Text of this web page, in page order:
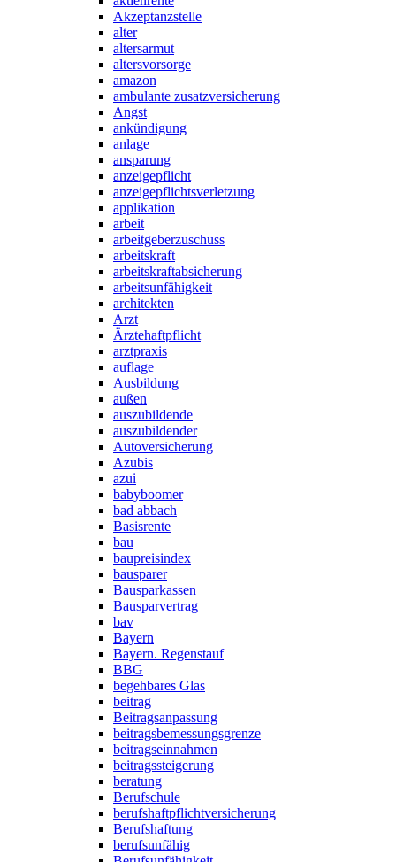
Akzeptanzstelle
alter
altersarmut
altersvorsorge
amazon
ambulante zusatzversicherung
Angst
ankündigung
anlage
ansparung
anzeigepflicht
anzeigepflichtsverletzung
applikation
arbeit
arbeitgeberzuschuss
arbeitskraft
arbeitskraftabsicherung
arbeitsunfähigkeit
architekten
Arzt
Ärztehaftpflicht
arztpraxis
auflage
Ausbildung
außen
auszubildende
auszubildender
Autoversicherung
Azubis
azui
babyboomer
bad abbach
Basisrente
bau
baupreisindex
bausparer
Bausparkassen
Bausparvertrag
bav
Bayern
Bayern. Regenstauf
BBG
begehbares Glas
beitrag
Beitragsanpassung
beitragsbemessungsgrenze
beitragseinnahmen
beitragssteigerung
beratung
Berufschule
berufshaftpflichtversicherung
Berufshaftung
berufsunfähig